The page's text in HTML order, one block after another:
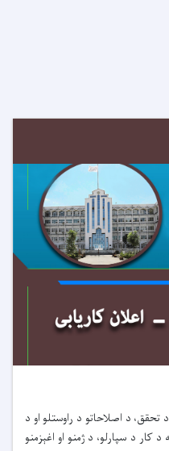
د اصلاحاتو د راوستلو او د
کار د سپارلو، د ژمنو او اغېزمنو